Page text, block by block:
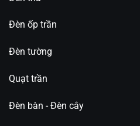
Đèn ốp trần
Đèn tường
Quạt trần
Đèn bàn - Đèn cây